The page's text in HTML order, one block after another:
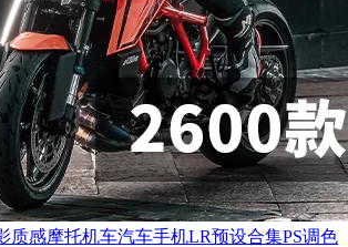
质感摩托机车汽车手机LR预设合集PS调色